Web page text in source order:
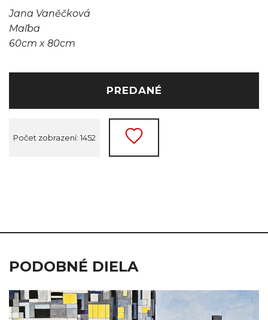
Jana Vaněčková
Maľba
60cm x 80cm
PREDANÉ
Počet zobrazení: 1452
PODOBNÉ DIELA